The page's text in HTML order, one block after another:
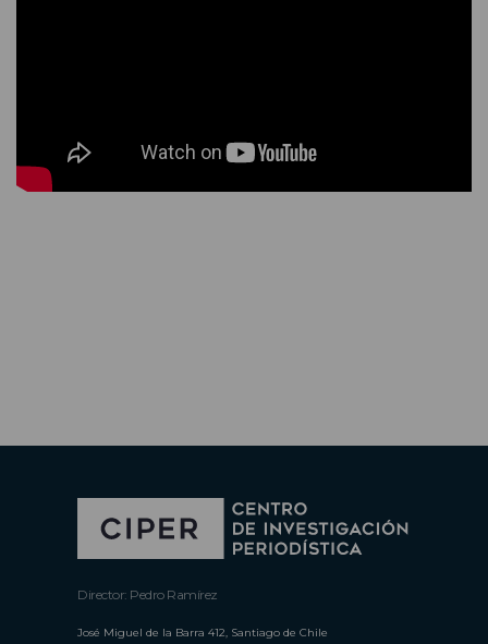
Director: Pedro Ramírez
José Miguel de la Barra 412, Santiago de Chile